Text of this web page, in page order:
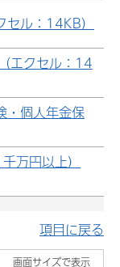
ル：14KB）
エクセル：14
・個人年金保
万円以上）
項目に戻る
画面サイズで表示